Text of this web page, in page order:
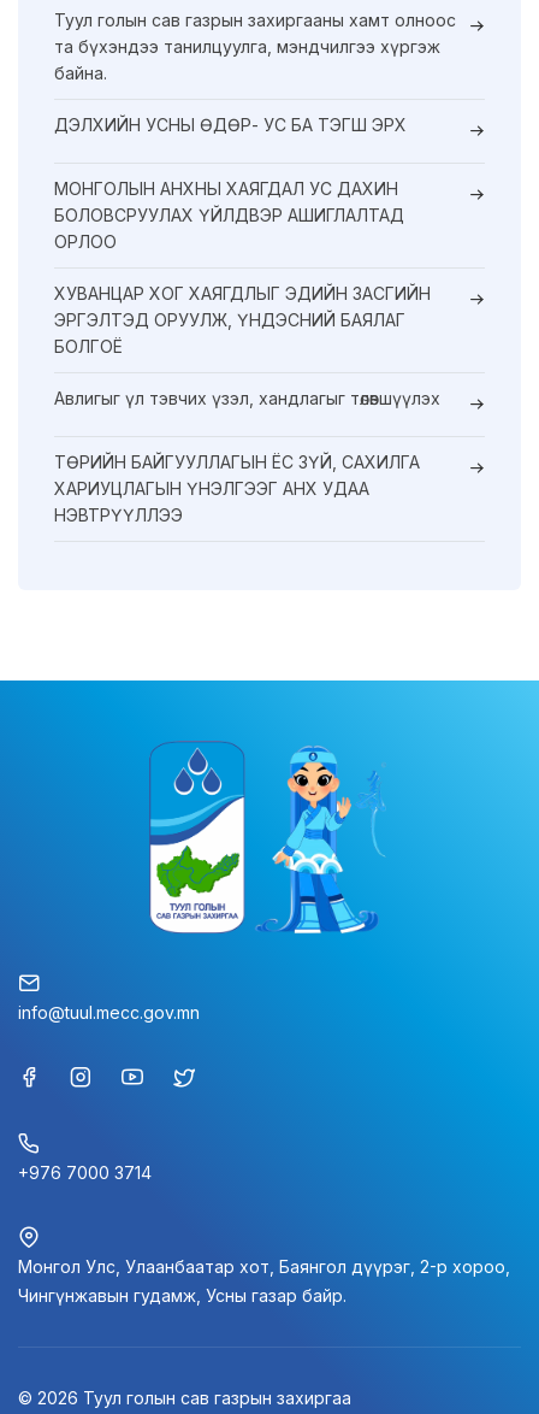
Туул голын сав газрын захиргааны хамт олноос
та бүхэндээ танилцуулга, мэндчилгээ хүргэж
байна.
ДЭЛХИЙН УСНЫ ӨДӨР- УС БА ТЭГШ ЭРХ
МОНГОЛЫН АНХНЫ ХАЯГДАЛ УС ДАХИН
БОЛОВСРУУЛАХ ҮЙЛДВЭР АШИГЛАЛТАД
ОРЛОО
ХУВАНЦАР ХОГ ХАЯГДЛЫГ ЭДИЙН ЗАСГИЙН
ЭРГЭЛТЭД ОРУУЛЖ, ҮНДЭСНИЙ БАЯЛАГ
БОЛГОЁ
Авлигыг үл тэвчих үзэл, хандлагыг төлөвшүүлэх
ТӨРИЙН БАЙГУУЛЛАГЫН ЁС ЗҮЙ, САХИЛГА
ХАРИУЦЛАГЫН ҮНЭЛГЭЭГ АНХ УДАА
НЭВТРҮҮЛЛЭЭ
info@tuul.mecc.gov.mn
+976 7000 3714
Монгол Улс, Улаанбаатар хот, Баянгол дүүрэг, 2-р хороо,
Чингүнжавын гудамж, Усны газар байр.
© 2026 Туул голын сав газрын захиргаа